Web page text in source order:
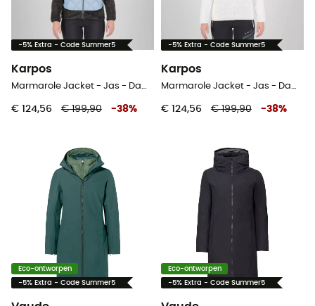
-5% Extra - Code Summer5
Karpos
Marmarole Jacket - Jas - Dames
€ 124,56 € 199,90 -38%
-5% Extra - Code Summer5
Karpos
Marmarole Jacket - Jas - Dames
€ 124,56 € 199,90 -38%
Eco-ontworpen
-5% Extra - Code Summer5
Eco-ontworpen
-5% Extra - Code Summer5